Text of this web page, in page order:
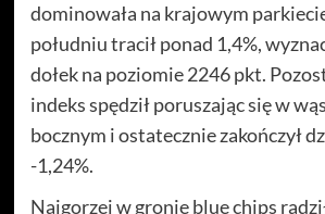
dominowała na krajowym
południu tracił ponad 1,4%,
dołek na poziomie 2246 pkt.
indeks spędził poruszając się w
bocznym i ostatecznie zakończył
-1,24%.
Najgorzej w gronie blue chips